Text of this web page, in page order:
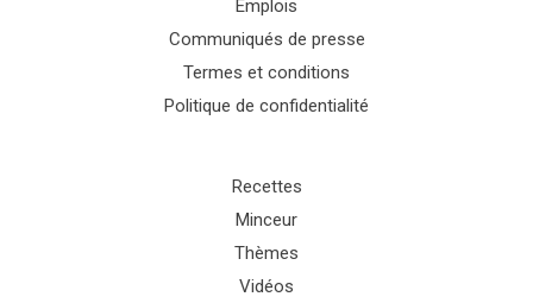
Emplois
Communiqués de presse
Termes et conditions
Politique de confidentialité
Recettes
Minceur
Thèmes
Vidéos